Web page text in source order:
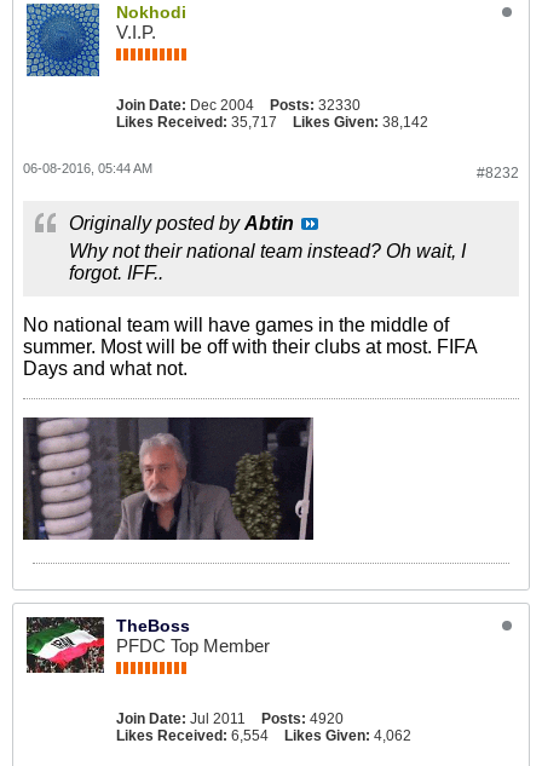
Nokhodi
V.I.P.
Join Date: Dec 2004 Posts: 32330
Likes Received: 35,717 Likes Given: 38,142
#8232
06-08-2016, 05:44 AM
Originally posted byAbtin
Why not their national team instead? Oh wait, I
forgot. IFF..
No national team will have games in the middle of
summer. Most will be off with their clubs at most. FIFA
Days and what not.
TheBoss
PFDC Top Member
Join Date: Jul 2011 Posts: 4920
Likes Received: 6,554 Likes Given: 4,062